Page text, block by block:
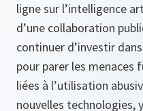
ligne sur l’intelligence
d’une collaboration
continuer d’investir
pour parer les menaces
liées à l’utilisation
nouvelles technologies,